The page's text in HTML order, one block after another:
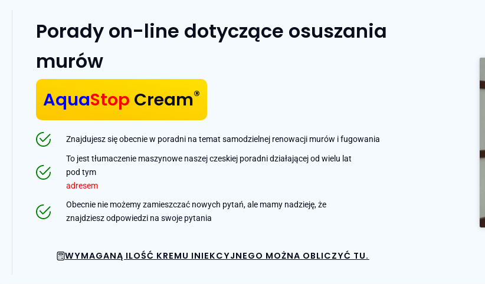
Porady on-line dotyczące osuszania
murów
AquaStop Cream®
Znajdujesz się obecnie w poradni na temat samodzielnej renowacji murów i fugowania
To jest tłumaczenie maszynowe naszej czeskiej poradni działającej od wielu lat
pod tym
adresem
Obecnie nie możemy zamieszczać nowych pytań, ale mamy nadzieję, że
znajdziesz odpowiedzi na swoje pytania
WYMAGANĄ ILOŚĆ KREMU INIEKCYJNEGO MOŻNA OBLICZYĆ TU.